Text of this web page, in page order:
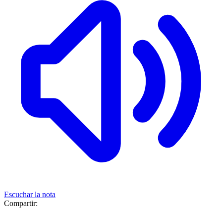
Escuchar la nota
Compartir: